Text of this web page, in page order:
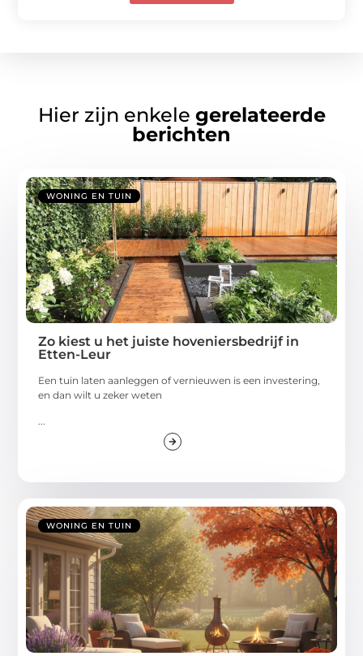
Hier zijn enkele gerelateerde
berichten
WONING EN TUIN
Zo kiest u het juiste hoveniersbedrijf in
Etten-Leur
Een tuin laten aanleggen of vernieuwen is een investering,
en dan wilt u zeker weten
...
WONING EN TUIN